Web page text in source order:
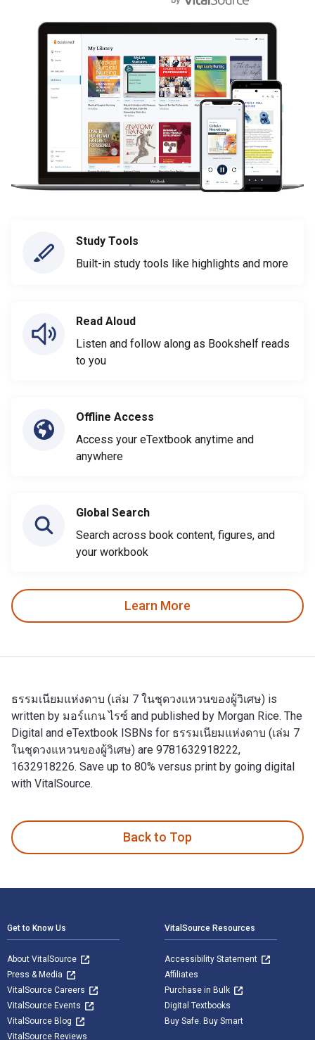
Study Tools
Built-in study tools like highlights and more
Read Aloud
Listen and follow along as Bookshelf reads
to you
Offline Access
Access your eTextbook anytime and
anywhere
Global Search
Search across book content, figures, and
your workbook
Learn More
ธรรมเนียมแห่งดาบ (เล่ม 7 ในชุดวงแหวนของผู้วิเศษ) is
written by มอร์แกน ไรซ์ and published by Morgan Rice. The
Digital and eTextbook ISBNs for ธรรมเนียมแห่งดาบ (เล่ม 7
ในชุดวงแหวนของผู้วิเศษ) are 9781632918222,
1632918226. Save up to 80% versus print by going digital
with VitalSource.
Back to Top
Get to Know Us
About VitalSource
Press & Media
VitalSource Careers
VitalSource Events
VitalSource Blog
VitalSource Reviews
VitalSource Resources
Accessibility Statement
Affiliates
Purchase in Bulk
Digital Textbooks
Buy Safe. Buy Smart